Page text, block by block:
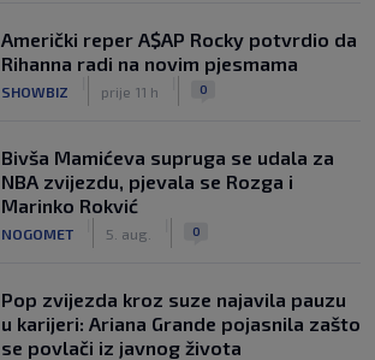
Američki reper A$AP Rocky potvrdio da
Rihanna radi na novim pjesmama
SHOWBIZ prije 11 h 0
Bivša Mamićeva supruga se udala za
NBA zvijezdu, pjevala se Rozga i
Marinko Rokvić
NOGOMET 5. aug. 0
Pop zvijezda kroz suze najavila pauzu
u karijeri: Ariana Grande pojasnila zašto
se povlači iz javnog života